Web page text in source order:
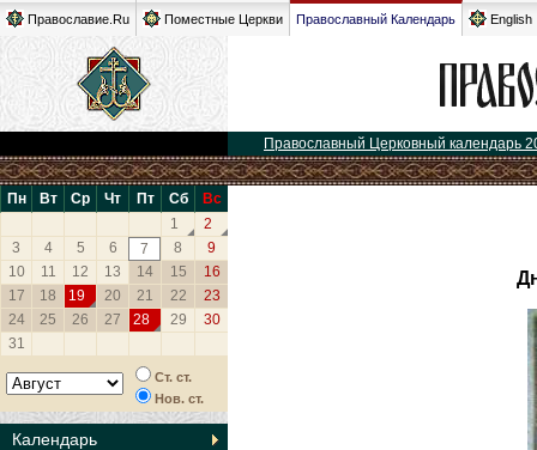
Православие.Ru Поместные Церкви Православный Календарь English
Православный Церковный календарь
Пн Вт Ср Чт Пт Сб
Вс
1
2
3
4 5 6 7 8
9
10
11 12 13 14 15
16
17
18 19 20 21 22
23
24
25 26 27 28 29
30
31
Ст. ст.
Нов. ст.
Календарь